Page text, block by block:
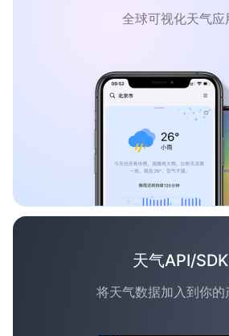
全球可视化天气应
天气API/SDK
将天气数据加入到你的